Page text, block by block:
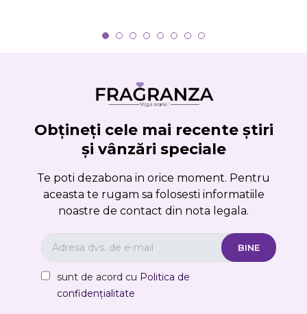
Obțineți cele mai recente știri
și vânzări speciale
Te poti dezabona in orice moment. Pentru
aceasta te rugam sa folosesti informatiile
noastre de contact din nota legala.
sunt de acord cu Politica de
confidențialitate